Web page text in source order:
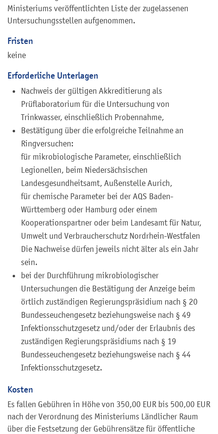
Ministeriums veröffentlichten Liste der zugelassenen
Untersuchungsstellen aufgenommen.
Fristen
keine
Erforderliche Unterlagen
Nachweis der gültigen Akkreditierung als
Prüflaboratorium für die Untersuchung von
Trinkwasser, einschließlich Probennahme,
Bestätigung über die erfolgreiche Teilnahme an
Ringversuchen:
für mikrobiologische Parameter, einschließlich
Legionellen, beim Niedersächsischen
Landesgesundheitsamt, Außenstelle Aurich,
für chemische Parameter bei der AQS Baden-
Württemberg oder Hamburg oder einem
Kooperationspartner oder beim Landesamt für Natur,
Umwelt und Verbraucherschutz Nordrhein-Westfalen
Die Nachweise dürfen jeweils nicht älter als ein Jahr
sein.
bei der Durchführung mikrobiologischer
Untersuchungen die Bestätigung der Anzeige beim
örtlich zuständigen Regierungspräsidium nach § 20
Bundesseuchengesetz beziehungsweise nach § 49
Infektionsschutzgesetz und/oder der Erlaubnis des
zuständigen Regierungspräsidiums nach § 19
Bundesseuchengesetz beziehungsweise nach § 44
Infektionsschutzgesetz.
Kosten
Es fallen Gebühren in Höhe von 350,00 EUR bis 500,00 EUR
nach der Verordnung des Ministeriums Ländlicher Raum
über die Festsetzung der Gebührensätze für öffentliche